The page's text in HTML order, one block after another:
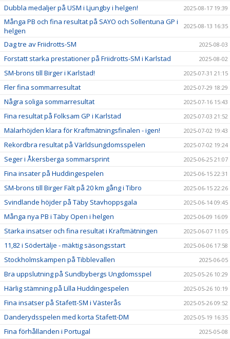
Dubbla medaljer på USM i Ljungby i helgen! 2025-08-17 19:39
Många PB och fina resultat på SAYO och Sollentuna GP i
helgen
2025-08-13 16:35
Dag tre av Friidrotts-SM 2025-08-03
Forstatt starka prestationer på Friidrotts-SM i Karlstad 2025-08-02
SM-brons till Birger i Karlstad! 2025-07-31 21:15
Fler fina sommarresultat 2025-07-29 18:29
Några soliga sommarresultat 2025-07-16 15:43
Fina resultat på Folksam GP i Karlstad 2025-07-03 21:52
Mälarhöjden klara för Kraftmätningsfinalen - igen! 2025-07-02 19:43
Rekordbra resultat på Världsungdomsspelen 2025-07-02 19:24
Seger i Åkersberga sommarsprint 2025-06-25 21:07
Fina insater på Huddingespelen 2025-06-15 22:31
SM-brons till Birger Fält på 20 km gång i Tibro 2025-06-15 22:26
Svindlande höjder på Täby Stavhoppsgala 2025-06-14 09:45
Många nya PB i Täby Open i helgen 2025-06-09 16:09
Starka insatser och fina resultat i Kraftmätningen 2025-06-07 11:05
11,82 i Södertälje - mäktig säsongsstart 2025-06-06 17:58
Stockholmskampen på Tibblevallen 2025-06-05
Bra uppslutning på Sundbybergs Ungdomsspel 2025-05-26 10:29
Härlig stämning på Lilla Huddingespelen 2025-05-26 10:19
Fina insatser på Stafett-SM i Västerås 2025-05-26 09:52
Danderydsspelen med korta Stafett-DM 2025-05-19 16:35
Fina förhållanden i Portugal 2025-05-08